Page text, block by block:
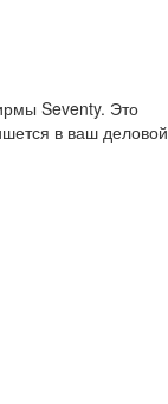
Seventy. Это
в ваш деловой